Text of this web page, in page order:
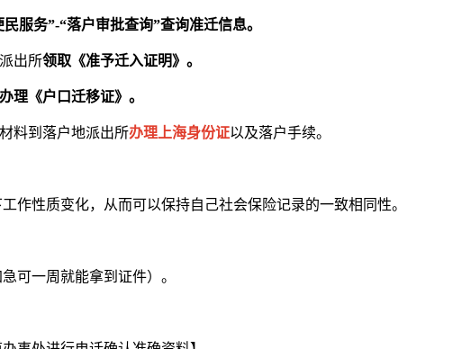
民服务”-“落户审批查询”查询准迁信息。
出所领取《准予迁入证明》。
办理《户口迁移证》。
料到落户地派出所办理上海身份证以及落户手续。
作性质变化，从而可以保持自己社会保险记录的一致相同性。
可一周就能拿到证件）。